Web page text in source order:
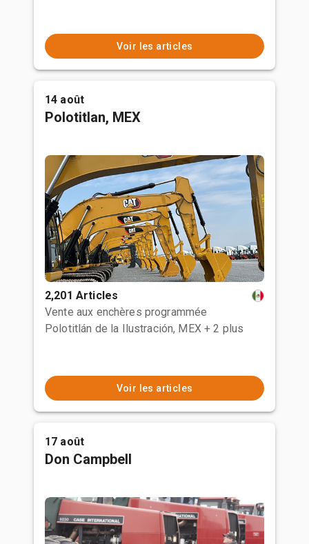
Voir les articles
14 août
Polotitlan, MEX
2,201 Articles
Vente aux enchères programmée
Polotitlán de la Ilustración, MEX + 2 plus
Voir les articles
17 août
Don Campbell